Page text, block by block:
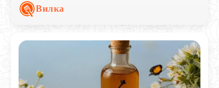
глубже, а подача в охлажденном виде делает
напиток более сбалансированным.
Вилка